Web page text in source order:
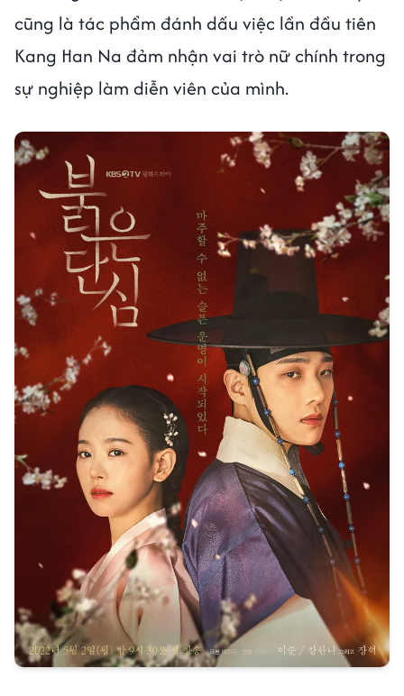
cũng là tác phẩm đánh dấu việc lần đầu tiên
Kang Han Na đảm nhận vai trò nữ chính trong
sự nghiệp làm diễn viên của mình.